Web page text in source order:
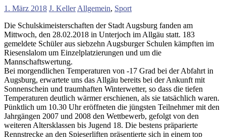
1. März 2018 J. KellerAllgemein, Sport
Die Schulskimeisterschaften der Stadt Augsburg fanden am
Mittwoch, den 28.02.2018 in Unterjoch im Allgäu statt. 183
gemeldete Schüler aus siebzehn Augsburger Schulen kämpften im
Riesenslalom um Einzelplatzierungen und um die
Mannschaftswertung.
Bei morgendlichen Temperaturen von -17 Grad bei der Abfahrt in
Augsburg, erwartete uns das Allgäu bereits bei der Ankunft mit
Sonnenschein und traumhaften Winterwetter, so dass die tiefen
Temperaturen deutlich wärmer erschienen, als sie tatsächlich waren.
Pünktlich um 10.30 Uhr eröffneten die jüngsten Teilnehmer mit den
Jahrgängen 2007 und 2008 den Wettbewerb, gefolgt von den
weiteren Altersklassen bis Jugend 18. Die bestens präparierte
Rennstrecke an den Spieserliften präsentierte sich in einem top